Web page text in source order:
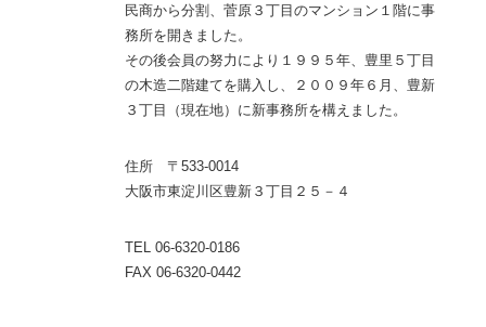
民商から分割、菅原３丁目のマンション１階に事
務所を開きました。
その後会員の努力により１９９５年、豊里５丁目
の木造二階建てを購入し、２００９年６月、豊新
３丁目（現在地）に新事務所を構えました。
住所 〒533-0014
大阪市東淀川区豊新３丁目２５－４
TEL 06-6320-0186
FAX 06-6320-0442